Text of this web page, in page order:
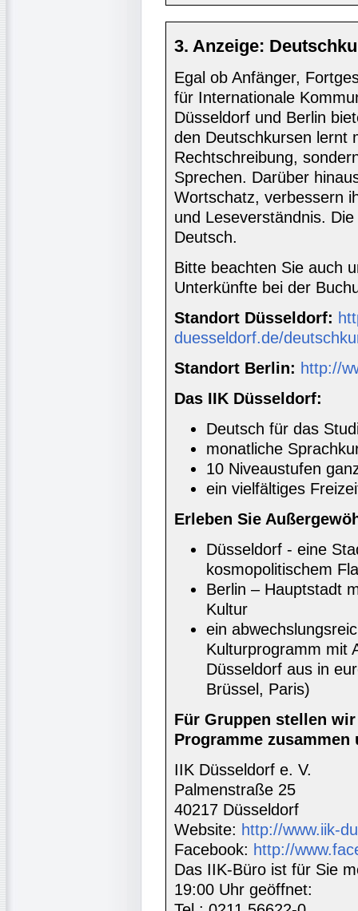
3. Anzeige:
Egal ob Anfänger,
für Internationale
Düsseldorf und Berlin
den Deutschkursen lernt
Rechtschreibung,
Sprechen. Darüber
Wortschatz, verbessern
und Leseverständnis.
Deutsch.
Bitte beachten Sie auch
Unterkünfte bei der
Standort Düsseldorf:
duesseldorf.de/
Standort Berlin: http://
Das IIK Düsseldorf:
Deutsch für das
monatliche
10 Niveaustufen
ein vielfältiges
Erleben Sie
Düsseldorf - eine
kosmopolitischem
Berlin – Hauptstadt
Kultur
ein
Kulturprogramm mit
Düsseldorf aus in
Brüssel, Paris)
Für Gruppen stellen
Programme zusammen
IIK Düsseldorf e. V.
Palmenstraße 25
40217 Düsseldorf
Website: http://www.iik-
Facebook: http://
Das IIK-Büro ist für Sie
19:00 Uhr geöffnet: